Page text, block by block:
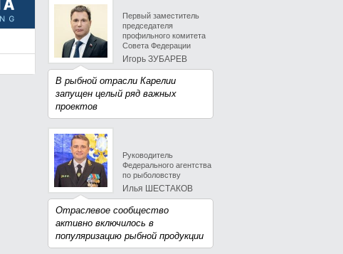
Первый заместитель
председателя
профильного комитета
Совета Федерации
Игорь ЗУБАРЕВ
В рыбной отрасли Карелии
запущен целый ряд важных
проектов
Руководитель
Федерального агентства
по рыболовству
Илья ШЕСТАКОВ
Отраслевое сообщество
активно включилось в
популяризацию рыбной продукции